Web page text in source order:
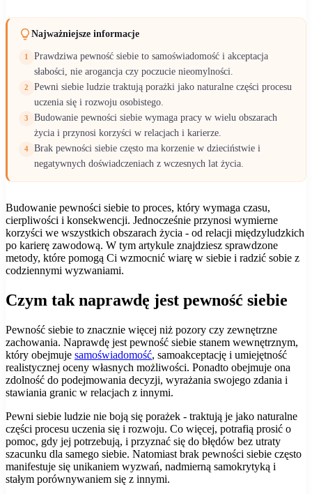
Najważniejsze informacje
1
Prawdziwa pewność siebie to samoświadomość i akceptacja
słabości, nie arogancja czy poczucie nieomylności.
2
Pewni siebie ludzie traktują porażki jako naturalne części procesu
uczenia się i rozwoju osobistego.
3
Budowanie pewności siebie wymaga pracy w wielu obszarach
życia i przynosi korzyści w relacjach i karierze.
4
Brak pewności siebie często ma korzenie w dzieciństwie i
negatywnych doświadczeniach z wczesnych lat życia.
Budowanie pewności siebie to proces, który wymaga czasu,
cierpliwości i konsekwencji. Jednocześnie przynosi wymierne
korzyści we wszystkich obszarach życia - od relacji międzyludzkich
po karierę zawodową. W tym artykule znajdziesz sprawdzone
metody, które pomogą Ci wzmocnić wiarę w siebie i radzić sobie z
codziennymi wyzwaniami.
Czym tak naprawdę jest pewność siebie
Pewność siebie to znacznie więcej niż pozory czy zewnętrzne
zachowania. Naprawdę jest pewność siebie stanem wewnętrznym,
który obejmuje samoświadomość, samoakceptację i umiejętność
realistycznej oceny własnych możliwości. Ponadto obejmuje ona
zdolność do podejmowania decyzji, wyrażania swojego zdania i
stawiania granic w relacjach z innymi.
Pewni siebie ludzie nie boją się porażek - traktują je jako naturalne
części procesu uczenia się i rozwoju. Co więcej, potrafią prosić o
pomoc, gdy jej potrzebują, i przyznać się do błędów bez utraty
szacunku dla samego siebie. Natomiast brak pewności siebie często
manifestuje się unikaniem wyzwań, nadmierną samokrytyką i
stałym porównywaniem się z innymi.